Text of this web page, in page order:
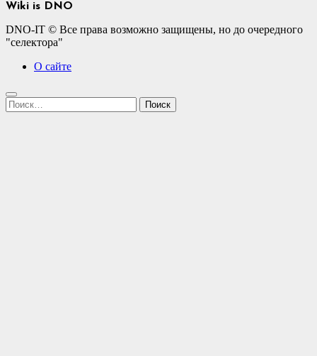
Wiki is DNO
DNO-IT © Все права возможно защищены, но до очередного
"селектора"
О сайте
Найти: